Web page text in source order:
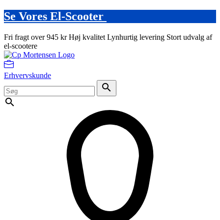
Se Vores El-Scooter
Fri fragt over 945 kr Høj kvalitet Lynhurtig levering Stort udvalg af
el-scootere
Erhvervskunde
search
search